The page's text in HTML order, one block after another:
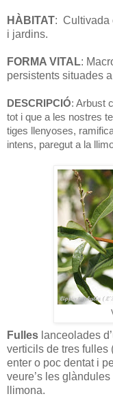
HÀBITAT: Cultivada
i jardins.
FORMA VITAL:
persistents situades
DESCRIPCIÓ: Arbust
tot i que a les nostres
tiges llenyoses,
intens, paregut a la
Fulles lanceolades
verticils de tres fulles
enter o poc dentat i
veure’s les
llimona.